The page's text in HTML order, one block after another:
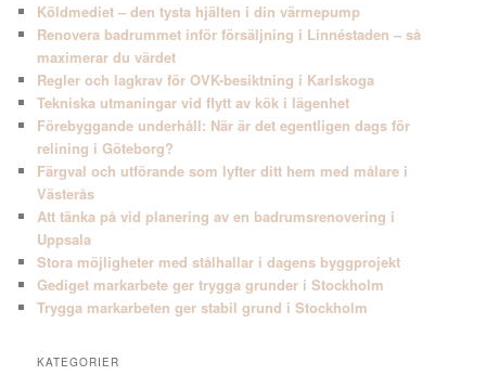
Köldmediet – den tysta hjälten i din värmepump
Renovera badrummet inför försäljning i Linnéstaden – så
maximerar du värdet
Regler och lagkrav för OVK-besiktning i Karlskoga
Tekniska utmaningar vid flytt av kök i lägenhet
Förebyggande underhåll: När är det egentligen dags för
relining i Göteborg?
Färgval och utförande som lyfter ditt hem med målare i
Västerås
Att tänka på vid planering av en badrumsrenovering i
Uppsala
Stora möjligheter med stålhallar i dagens byggprojekt
Gediget markarbete ger trygga grunder i Stockholm
Trygga markarbeten ger stabil grund i Stockholm
KATEGORIER